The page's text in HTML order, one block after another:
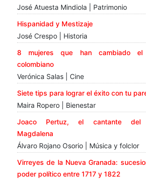
José Atuesta Mindiola | Patrimonio
Hispanidad y Mestizaje
José Crespo | Historia
8 mujeres que han cambiado el
colombiano
Verónica Salas | Cine
Siete tips para lograr el éxito con tu
Maira Ropero | Bienestar
Joaco Pertuz, el cantante del
Magdalena
Álvaro Rojano Osorio | Música y folclor
Virreyes de la Nueva Granada:
poder político entre 1717 y 1822